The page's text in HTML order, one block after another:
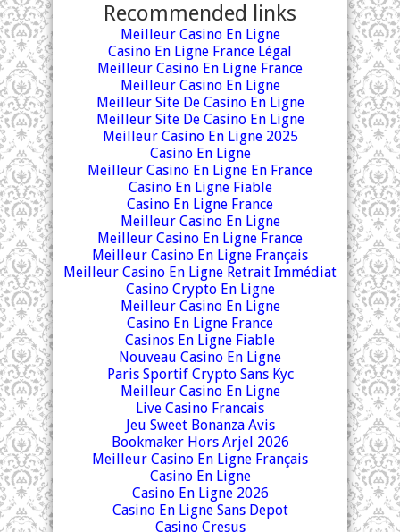
Recommended links
Meilleur Casino En Ligne
Casino En Ligne France Légal
Meilleur Casino En Ligne France
Meilleur Casino En Ligne
Meilleur Site De Casino En Ligne
Meilleur Site De Casino En Ligne
Meilleur Casino En Ligne 2025
Casino En Ligne
Meilleur Casino En Ligne En France
Casino En Ligne Fiable
Casino En Ligne France
Meilleur Casino En Ligne
Meilleur Casino En Ligne France
Meilleur Casino En Ligne Français
Meilleur Casino En Ligne Retrait Immédiat
Casino Crypto En Ligne
Meilleur Casino En Ligne
Casino En Ligne France
Casinos En Ligne Fiable
Nouveau Casino En Ligne
Paris Sportif Crypto Sans Kyc
Meilleur Casino En Ligne
Live Casino Francais
Jeu Sweet Bonanza Avis
Bookmaker Hors Arjel 2026
Meilleur Casino En Ligne Français
Casino En Ligne
Casino En Ligne 2026
Casino En Ligne Sans Depot
Casino Cresus